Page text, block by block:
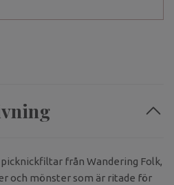
från Wandering Folk,
och mönster som är ritade för